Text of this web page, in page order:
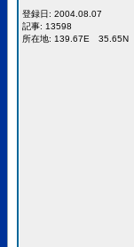
登録日: 2004.08.07
記事: 13598
所在地: 139.67E 35.65N